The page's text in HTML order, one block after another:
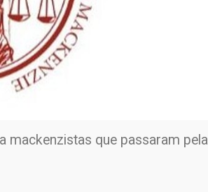
mackenzistas que passaram pela